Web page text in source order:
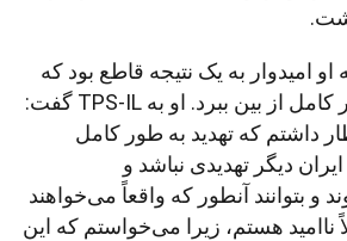
امیدوار به یک نتیجه قاطع بود که
تهدید ایران را به طور کامل از بین ببرد. او به TPS-IL گفت:
داشتم که تهدید به طور کامل
دیگر تهدیدی نباشد و
و بتوانند آنطور که واقعاً می‌خواهند
ناامید هستم، زیرا می‌خواستم که این